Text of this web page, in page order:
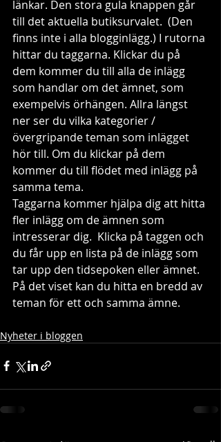
länkar. Den stora gula knappen går
till det aktuella butiksurvalet.  (Den
finns inte i alla blogginlägg.) I rutorna
hittar du taggarna. Klickar du på
dem kommer du till alla de inlägg
som handlar om det ämnet, som
exempelvis örhängen. Allra längst
ner ser du vilka kategorier /
övergripande teman som inlägget
hör till. Om du klickar på dem
kommer du till flödet med inlägg på
samma tema.
Taggarna kommer hjälpa dig att hitta
fler inlägg om de ämnen som
intresserar dig.  Klicka på taggen och
du får upp en lista på de inlägg som
tar upp den tidsepoken eller ämnet.
På det viset kan du hitta en bredd av
teman för ett och samma ämne.
Nyheter i bloggen